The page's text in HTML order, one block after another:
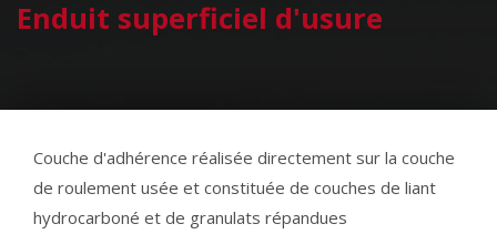
Enduit superficiel d'usure
Couche d'adhérence réalisée directement sur la couche
de roulement usée et constituée de couches de liant
hydrocarboné et de granulats répandues